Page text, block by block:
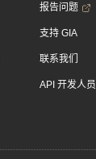
报告问题
支持 GIA
联系我们
API 开发人员